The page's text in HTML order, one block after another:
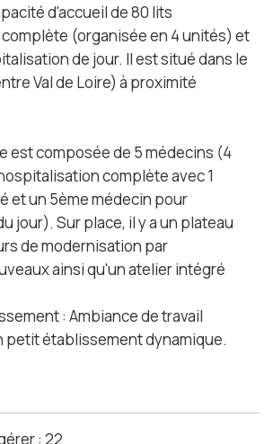
d'accueil de 80 lits
(organisée en 4 unités) et
de jour. Il est situé dans le
Val de Loire) à proximité
est composée de 5 médecins (4
complète avec 1
et un 5ème médecin pour
jour). Sur place, il y a un plateau
de modernisation par
ainsi qu'un atelier intégré
: Ambiance de travail
petit établissement dynamique.
: 22